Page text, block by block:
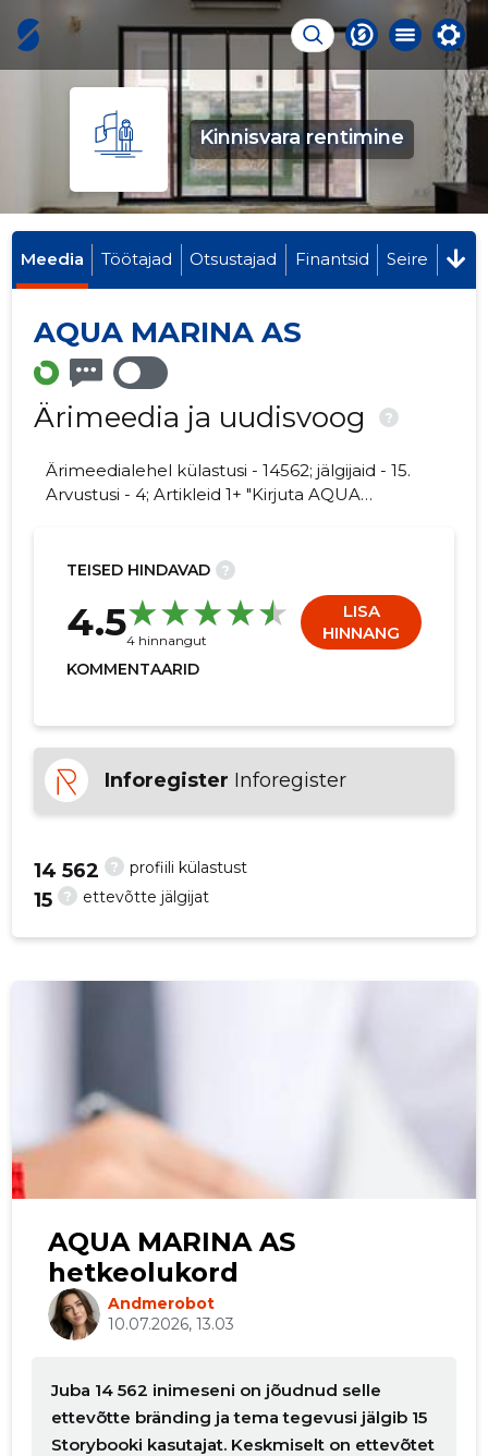
Kinnisvara rentimine
Meedia Töötajad Otsustajad Finantsid Seire
AQUA MARINA AS
Ärimeedia ja uudisvoog ?
Ärimeedialehel külastusi - 14562; jälgijaid - 15.
Arvustusi - 4; Artikleid 1+ "Kirjuta AQUA
TEISED HINDAVAD ?
4.54 hinnangut
LISA
HINNANG
KOMMENTAARID
Inforegister Inforegister
? profiili külastust
14 562
? ettevõtte jälgijat
15
AQUA MARINA AS
hetkeolukord
Andmerobot
10.07.2026, 13.03
Juba 14 562 inimeseni on jõudnud selle
ettevõtte bränding ja tema tegevusi jälgib 15
Storybooki kasutajat. Keskmiselt on ettevõtet